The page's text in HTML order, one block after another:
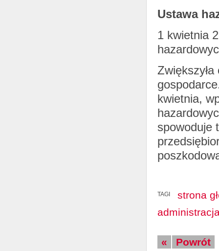
Ustawa
1 kwietnia
kwietnia,
spowoduje
TAGI
strona
« Powrót